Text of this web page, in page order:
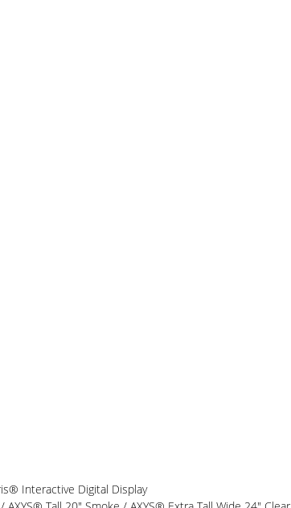
Interactive Digital Display